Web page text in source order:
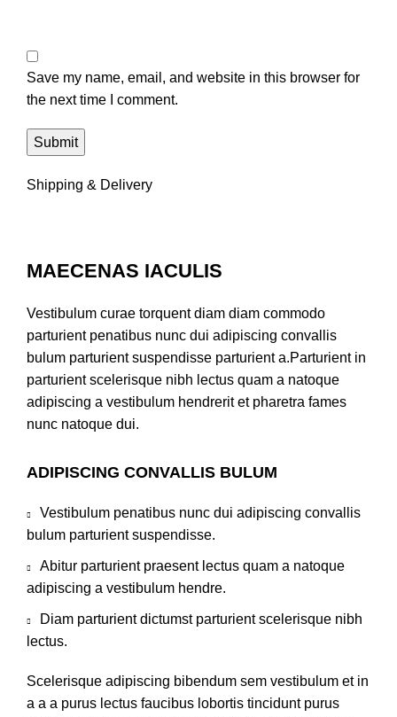
Save my name, email, and website in this browser for
the next time I comment.
Shipping & Delivery
MAECENAS IACULIS
Vestibulum curae torquent diam diam commodo
parturient penatibus nunc dui adipiscing convallis
bulum parturient suspendisse parturient a.Parturient in
parturient scelerisque nibh lectus quam a natoque
adipiscing a vestibulum hendrerit et pharetra fames
nunc natoque dui.
ADIPISCING CONVALLIS BULUM
Vestibulum penatibus nunc dui adipiscing convallis
bulum parturient suspendisse.
Abitur parturient praesent lectus quam a natoque
adipiscing a vestibulum hendre.
Diam parturient dictumst parturient scelerisque nibh
lectus.
Scelerisque adipiscing bibendum sem vestibulum et in
a a a purus lectus faucibus lobortis tincidunt purus